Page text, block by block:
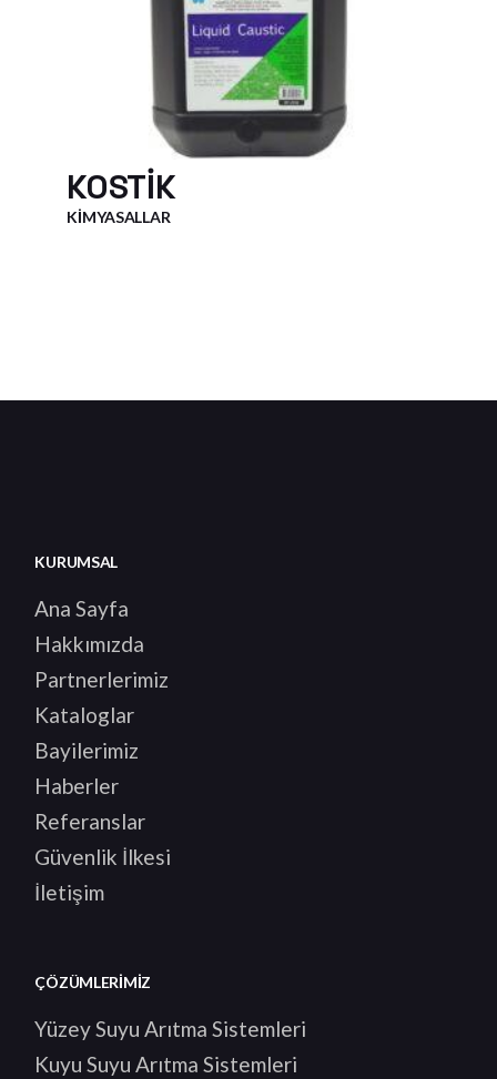
KOSTIK
KIMYASALLAR
KURUMSAL
Ana Sayfa
Hakkımızda
Partnerlerimiz
Kataloglar
Bayilerimiz
Haberler
Referanslar
Güvenlik İlkesi
İletişim
ÇÖZÜMLERIMIZ
Yüzey Suyu Arıtma Sistemleri
Kuyu Suyu Arıtma Sistemleri